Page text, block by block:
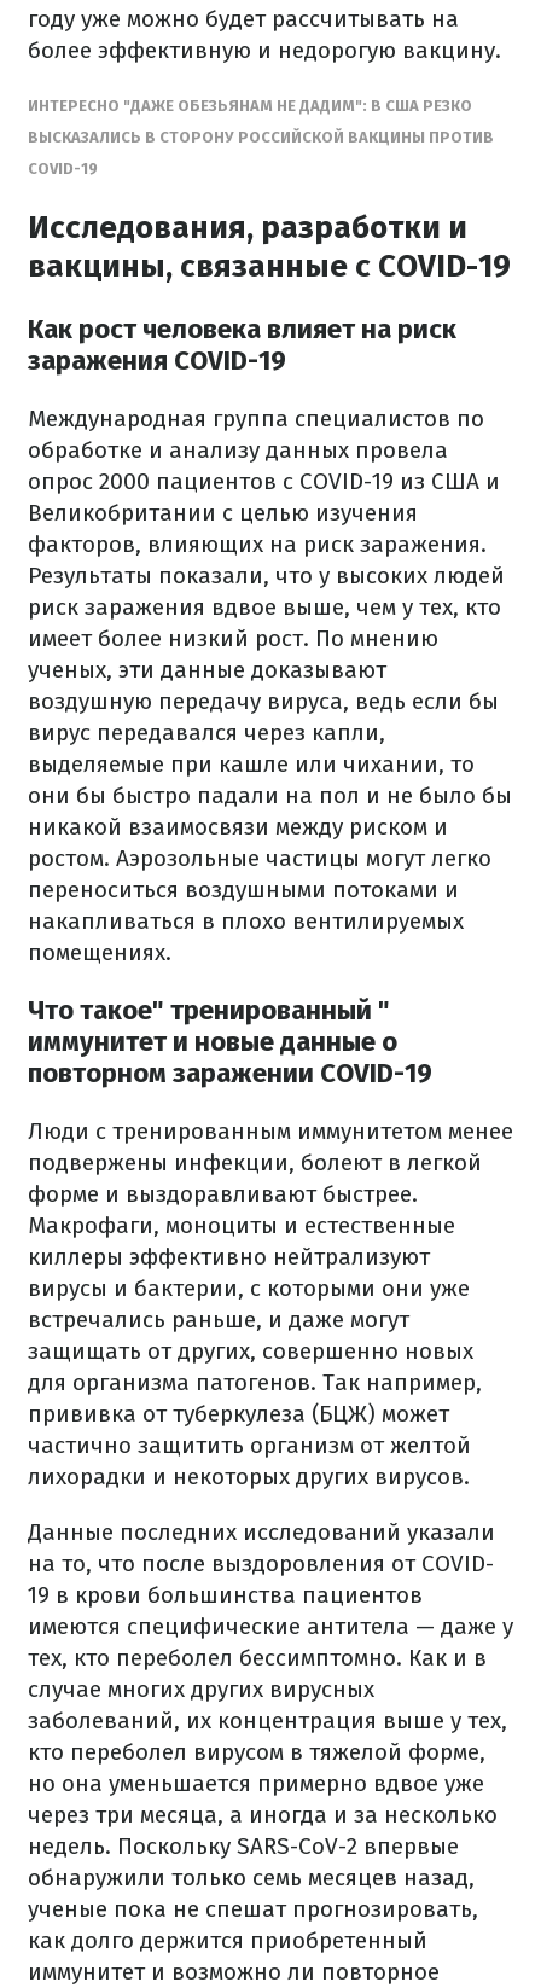
году уже можно будет рассчитывать на
более эффективную и недорогую вакцину.
ИНТЕРЕСНО "ДАЖЕ ОБЕЗЬЯНАМ НЕ ДАДИМ": В США РЕЗКО
ВЫСКАЗАЛИСЬ В СТОРОНУ РОССИЙСКОЙ ВАКЦИНЫ ПРОТИВ
COVID-19
Исследования, разработки и
вакцины, связанные с COVID-19
Как рост человека влияет на риск
заражения COVID-19
Международная группа специалистов по
обработке и анализу данных провела
опрос 2000 пациентов с COVID-19 из США и
Великобритании с целью изучения
факторов, влияющих на риск заражения.
Результаты показали, что у высоких людей
риск заражения вдвое выше, чем у тех, кто
имеет более низкий рост. По мнению
ученых, эти данные доказывают
воздушную передачу вируса, ведь если бы
вирус передавался через капли,
выделяемые при кашле или чихании, то
они бы быстро падали на пол и не было бы
никакой взаимосвязи между риском и
ростом. Аэрозольные частицы могут легко
переноситься воздушными потоками и
накапливаться в плохо вентилируемых
помещениях.
Что такое" тренированный "
иммунитет и новые данные о
повторном заражении COVID-19
Люди с тренированным иммунитетом менее
подвержены инфекции, болеют в легкой
форме и выздоравливают быстрее.
Макрофаги, моноциты и естественные
киллеры эффективно нейтрализуют
вирусы и бактерии, с которыми они уже
встречались раньше, и даже могут
защищать от других, совершенно новых
для организма патогенов. Так например,
прививка от туберкулеза (БЦЖ) может
частично защитить организм от желтой
лихорадки и некоторых других вирусов.
Данные последних исследований указали
на то, что после выздоровления от COVID-
19 в крови большинства пациентов
имеются специфические антитела — даже у
тех, кто переболел бессимптомно. Как и в
случае многих других вирусных
заболеваний, их концентрация выше у тех,
кто переболел вирусом в тяжелой форме,
но она уменьшается примерно вдвое уже
через три месяца, а иногда и за несколько
недель. Поскольку SARS-CoV-2 впервые
обнаружили только семь месяцев назад,
ученые пока не спешат прогнозировать,
как долго держится приобретенный
иммунитет и возможно ли повторное